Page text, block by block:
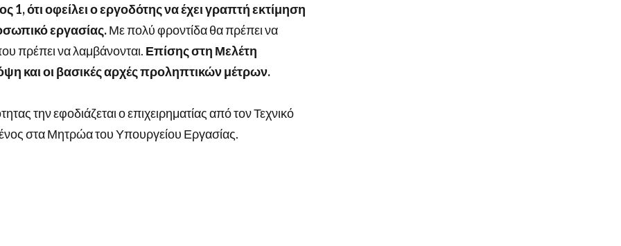
ότι οφείλει ο εργοδότης να έχει γραπτή εκτίμηση
εργασίας.Με πολύ φροντίδα θα πρέπει να
πρέπει να λαμβάνονται. Επίσης στη Μελέτη
και οι βασικές αρχές προληπτικών μέτρων.
την εφοδιάζεται ο επιχειρηματίας από τον Τεχνικό
στα Μητρώα του Υπουργείου Εργασίας.